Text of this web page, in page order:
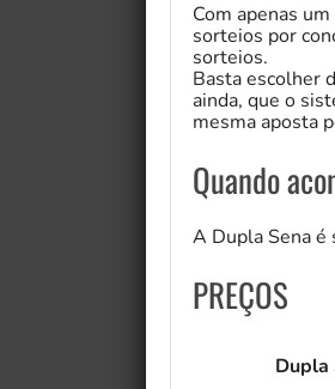
Com apenas
sorteios por
sorteios.
Basta escolher
ainda, que o
mesma aposta
Quando
A Dupla Sena é
PREÇOS
Dupla